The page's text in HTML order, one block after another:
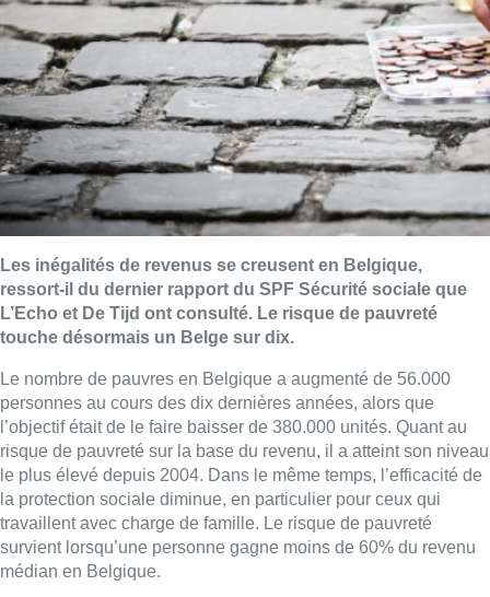
Les inégalités de revenus se creusent en Belgique,
ressort-il du dernier rapport du SPF Sécurité sociale que
L’Echo et De Tijd ont consulté. Le risque de pauvreté
touche désormais un Belge sur dix.
Le nombre de pauvres en Belgique a augmenté de 56.000
personnes au cours des dix dernières années, alors que
l’objectif était de le faire baisser de 380.000 unités. Quant au
risque de pauvreté sur la base du revenu, il a atteint son niveau
le plus élevé depuis 2004. Dans le même temps, l’efficacité de
la protection sociale diminue, en particulier pour ceux qui
travaillent avec charge de famille. Le risque de pauvreté
survient lorsqu’une personne gagne moins de 60% du revenu
médian en Belgique.